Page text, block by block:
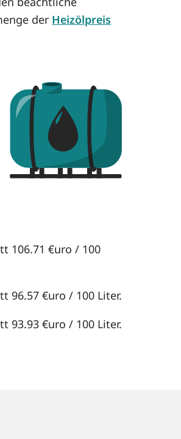
der Heizölpreis
106.71 €uro / 100
96.57 €uro / 100 Liter.
93.93 €uro / 100 Liter.